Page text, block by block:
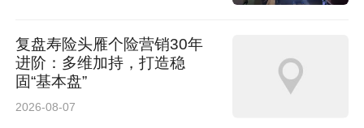
复盘寿险头雁个险营销30年
进阶：多维加持，打造稳
固“基本盘”
2026-08-07